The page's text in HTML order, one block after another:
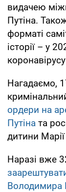
видачею
Путіна.
форматі
історії – у
Нагадаємо,
ордери на
Путіна та
дитини
Наразі вже
Володимира